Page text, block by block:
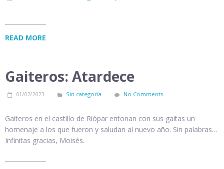
READ MORE
Gaiteros: Atardece
01/02/2023 Sin categoría No Comments
Gaiteros en el castillo de Riópar entonan con sus gaitas un
homenaje a los que fueron y saludan al nuevo año. Sin palabras…
Infinitas gracias, Moisés.